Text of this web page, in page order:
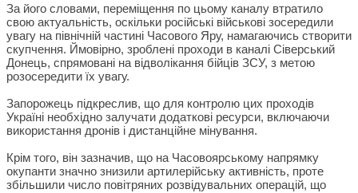
За його словами, переміщення по цьому каналу втратило
свою актуальність, оскільки російські військові зосередили
увагу на північній частині Часового Яру, намагаючись створити
скупчення. Ймовірно, зроблені проходи в каналі Сіверський
Донець, спрямовані на відволікання бійців ЗСУ, з метою
розосередити їх увагу.
Запорожець підкреслив, що для контролю цих проходів
Україні необхідно залучати додаткові ресурси, включаючи
використання дронів і дистанційне мінування.
Крім того, він зазначив, що на Часовоярському напрямку
окупанти значно знизили артилерійську активність, проте
збільшили число повітряних розвідувальних операцій, що